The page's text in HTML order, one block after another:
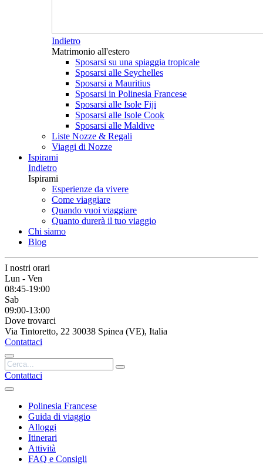
Indietro
Matrimonio all'estero
Sposarsi su una spiaggia tropicale
Sposarsi alle Seychelles
Sposarsi a Mauritius
Sposarsi in Polinesia Francese
Sposarsi alle Isole Fiji
Sposarsi alle Isole Cook
Sposarsi alle Maldive
Liste Nozze & Regali
Viaggi di Nozze
Ispirami
Indietro
Ispirami
Esperienze da vivere
Come viaggiare
Quando vuoi viaggiare
Quanto durerà il tuo viaggio
Chi siamo
Blog
I nostri orari
Lun - Ven
08:45-19:00
Sab
09:00-13:00
Dove trovarci
Via Tintoretto, 22 30038 Spinea (VE), Italia
Contattaci
Contattaci
Polinesia Francese
Guida di viaggio
Alloggi
Itinerari
Attività
FAQ e Consigli